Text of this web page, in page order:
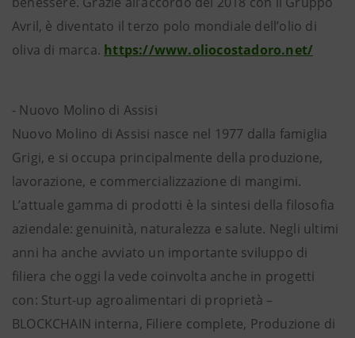
Avril, è diventato il terzo polo mondiale dell’olio di
oliva di marca. https://www.oliocostadoro.net/
- Nuovo Molino di Assisi
Nuovo Molino di Assisi nasce nel 1977 dalla famiglia
Grigi, e si occupa principalmente della produzione,
lavorazione, e commercializzazione di mangimi.
L’attuale gamma di prodotti è la sintesi della filosofia
aziendale: genuinità, naturalezza e salute. Negli ultimi
anni ha anche avviato un importante sviluppo di
filiera che oggi la vede coinvolta anche in progetti
con: Sturt-up agroalimentari di proprietà –
BLOCKCHAIN interna, Filiere complete, Produzione di